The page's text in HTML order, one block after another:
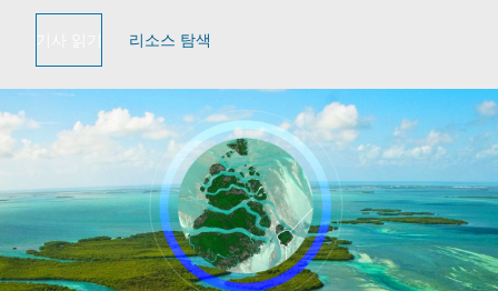
리소스 탐색